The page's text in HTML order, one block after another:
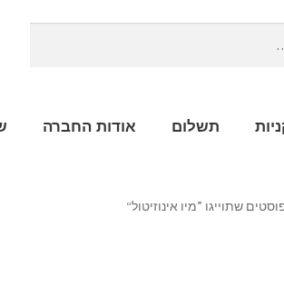
תשלום אודות החברה
שתוייגו ”מיו אינוזיטול“